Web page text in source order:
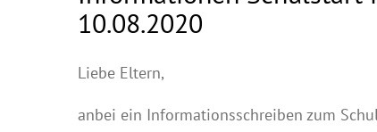
10.08.2020
Liebe Eltern,
anbei ein Informationsschreiben zum